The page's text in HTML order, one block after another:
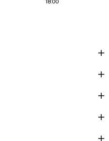
18:00